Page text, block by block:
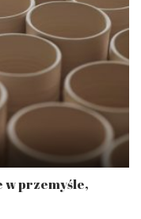
w przemyśle,